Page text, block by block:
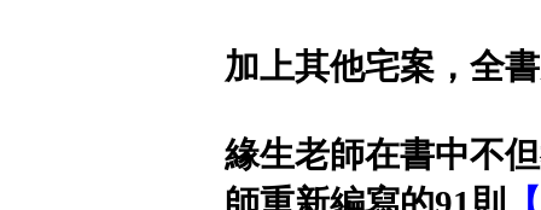
加上其他宅案，全
緣生老師在書中不